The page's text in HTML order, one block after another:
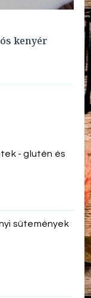
kenyér
- glutén és
sütemények